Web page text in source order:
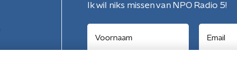
Ik wil niks missen van NPO Radio 5!